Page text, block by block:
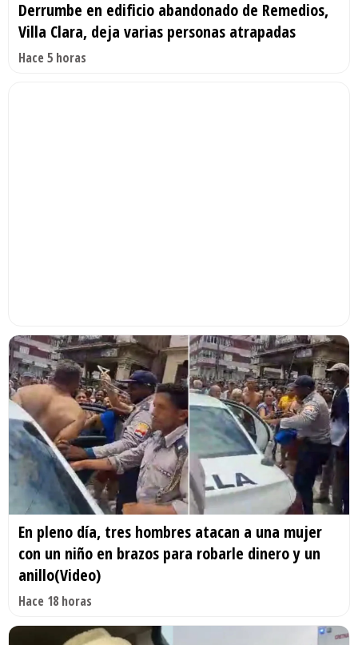
Derrumbe en edificio abandonado de Remedios,
Villa Clara, deja varias personas atrapadas
Hace 5 horas
En pleno día, tres hombres atacan a una mujer
con un niño en brazos para robarle dinero y un
anillo(Video)
Hace 18 horas